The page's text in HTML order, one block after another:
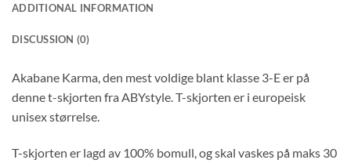
ADDITIONAL INFORMATION
DISCUSSION (0)
Akabane Karma, den mest voldige blant klasse 3-E er på
denne t-skjorten fra ABYstyle. T-skjorten er i europeisk
unisex størrelse.
T-skjorten er lagd av 100% bomull, og skal vaskes på maks 30